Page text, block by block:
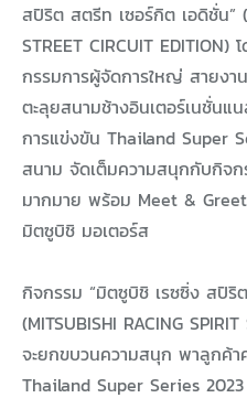
สปิริต สตรีท เซอร์กิต เอดิชั่น”
STREET CIRCUIT EDITION)
กรรมการผู้จัดการใหญ่ สายง
ตะลุยสนามช้างอินเตอร์เนชั่น
การแข่งขัน Thailand Super
สนาม จัดเต็มความสนุกกับกิจ
มากมาย พร้อม Meet &
มิตซูบิชิ มอเตอร์ส
กิจกรรม “มิตซูบิชิ เรซซิ่ง สปิริ
(MITSUBISHI RACING
จะยกขบวนความสนุก พาลูกค้า
Thailand Super Series